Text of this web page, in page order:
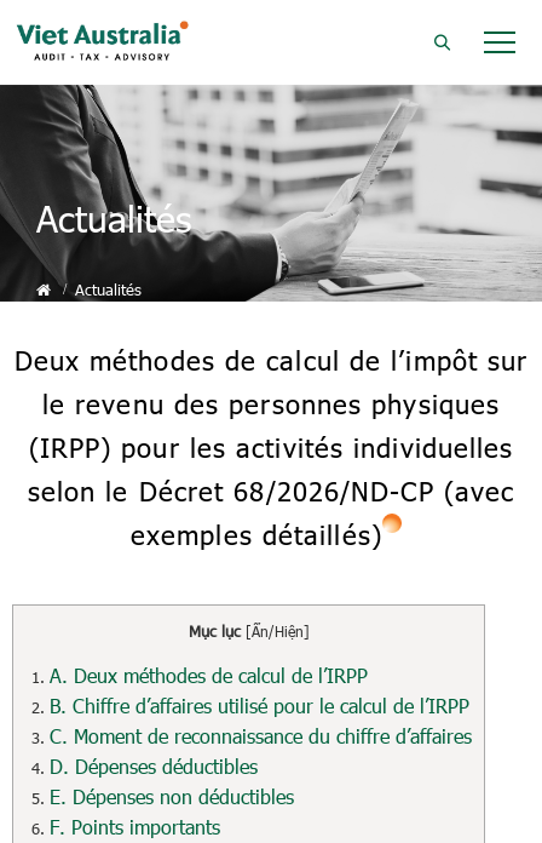
Actualités
Actualités
Deux méthodes de calcul de l’impôt sur
le revenu des personnes physiques
(IRPP) pour les activités individuelles
selon le Décret 68/2026/ND-CP (avec
exemples détaillés)
Mục lục [Ẩn/Hiện]
A. Deux méthodes de calcul de l’IRPP
B. Chiffre d’affaires utilisé pour le calcul de l’IRPP
C. Moment de reconnaissance du chiffre d’affaires
D. Dépenses déductibles
E. Dépenses non déductibles
F. Points importants